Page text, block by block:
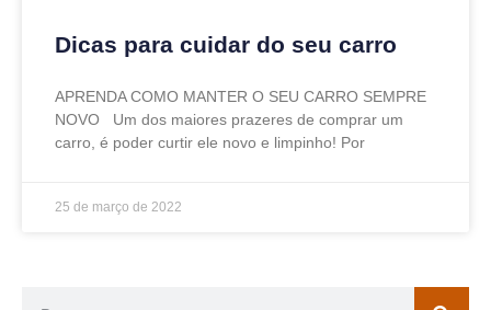
Dicas para cuidar do seu carro
APRENDA COMO MANTER O SEU CARRO SEMPRE
NOVO Um dos maiores prazeres de comprar um
carro, é poder curtir ele novo e limpinho! Por
25 de março de 2022